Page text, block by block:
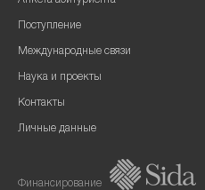
Поступление
Международные связи
Наука и проекты
Контакты
Личные данные
Финансирование